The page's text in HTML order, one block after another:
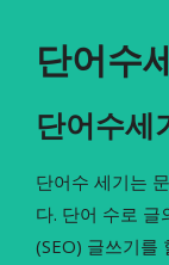
단어수
단어수세
단어수 세기는
다. 단어 수로
(SEO) 글쓰기를